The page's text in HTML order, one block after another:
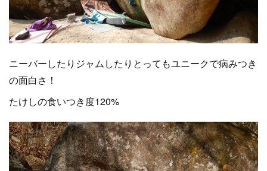
ニーバーしたりジャムしたりとってもユニークで病みつき
の面白さ！
たけしの食いつき度120%